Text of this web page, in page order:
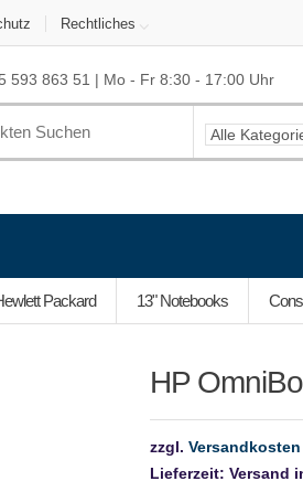
Rechtliches
593 863 51 | Mo - Fr 8:30 - 17:00 Uhr
Packard 13" Notebooks
HP
zzgl. Versandkosten
Lieferzeit: Versand